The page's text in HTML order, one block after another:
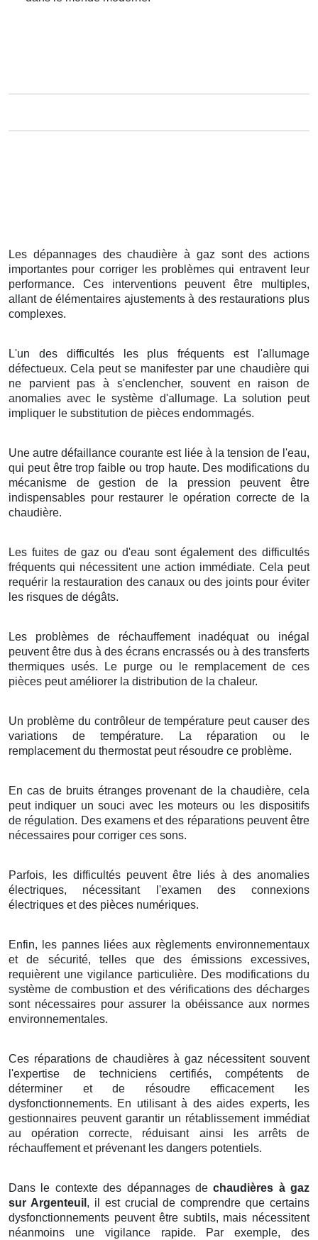
Les dépannages des chaudière à gaz sont des actions
importantes pour corriger les problèmes qui entravent leur
performance. Ces interventions peuvent être multiples,
allant de élémentaires ajustements à des restaurations plus
complexes.
L'un des difficultés les plus fréquents est l'allumage
défectueux. Cela peut se manifester par une chaudière qui
ne parvient pas à s'enclencher, souvent en raison de
anomalies avec le système d'allumage. La solution peut
impliquer le substitution de pièces endommagés.
Une autre défaillance courante est liée à la tension de l'eau,
qui peut être trop faible ou trop haute. Des modifications du
mécanisme de gestion de la pression peuvent être
indispensables pour restaurer le opération correcte de la
chaudière.
Les fuites de gaz ou d'eau sont également des difficultés
fréquents qui nécessitent une action immédiate. Cela peut
requérir la restauration des canaux ou des joints pour éviter
les risques de dégâts.
Les problèmes de réchauffement inadéquat ou inégal
peuvent être dus à des écrans encrassés ou à des transferts
thermiques usés. Le purge ou le remplacement de ces
pièces peut améliorer la distribution de la chaleur.
Un problème du contrôleur de température peut causer des
variations de température. La réparation ou le
remplacement du thermostat peut résoudre ce problème.
En cas de bruits étranges provenant de la chaudière, cela
peut indiquer un souci avec les moteurs ou les dispositifs
de régulation. Des examens et des réparations peuvent être
nécessaires pour corriger ces sons.
Parfois, les difficultés peuvent être liés à des anomalies
électriques, nécessitant l'examen des connexions
électriques et des pièces numériques.
Enfin, les pannes liées aux règlements environnementaux
et de sécurité, telles que des émissions excessives,
requièrent une vigilance particulière. Des modifications du
système de combustion et des vérifications des décharges
sont nécessaires pour assurer la obéissance aux normes
environnementales.
Ces réparations de chaudières à gaz nécessitent souvent
l'expertise de techniciens certifiés, compétents de
déterminer et de résoudre efficacement les
dysfonctionnements. En utilisant à des aides experts, les
gestionnaires peuvent garantir un rétablissement immédiat
au opération correcte, réduisant ainsi les arrêts de
réchauffement et prévenant les dangers potentiels.
Dans le contexte des dépannages dechaudières à gaz
sur Argenteuil , il est crucial de comprendre que certains
dysfonctionnements peuvent être subtils, mais nécessitent
néanmoins une vigilance rapide. Par exemple, des